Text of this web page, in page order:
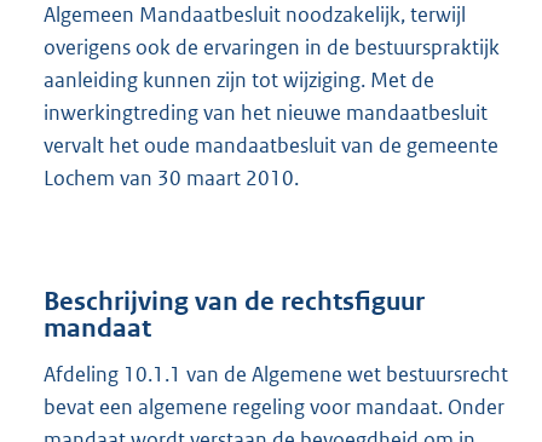
Algemeen Mandaatbesluit noodzakelijk, terwijl
overigens ook de ervaringen in de bestuurspraktijk
aanleiding kunnen zijn tot wijziging. Met de
inwerkingtreding van het nieuwe mandaatbesluit
vervalt het oude mandaatbesluit van de gemeente
Lochem van 30 maart 2010.
Beschrijving van de rechtsfiguur
mandaat
Afdeling 10.1.1 van de Algemene wet bestuursrecht
bevat een algemene regeling voor mandaat. Onder